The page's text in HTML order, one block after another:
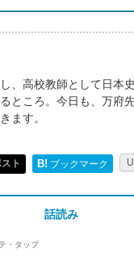
、高校教師として日本
ところ。今日も、万府
ます。
ト B! ブックマーク
話読み
・タップ